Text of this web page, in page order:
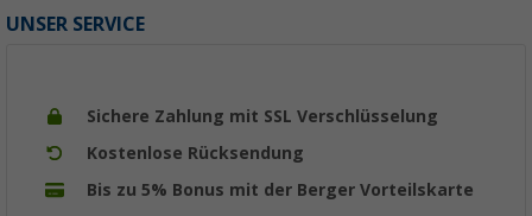
UNSER SERVICE
Sichere Zahlung mit SSL Verschlüsselung
Kostenlose Rücksendung
Bis zu 5% Bonus mit der Berger Vorteilskarte